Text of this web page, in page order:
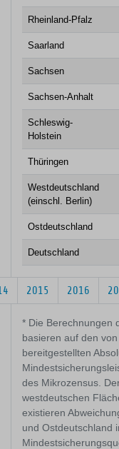
Rheinland-Pfalz
Saarland
Sachsen
Sachsen-Anhalt
Schleswig-
Holstein
Thüringen
Westdeutschland
(einschl. Berlin)
Ostdeutschland
Deutschland
2015 2016
* Die Berechnungen
basieren auf den
bereitgestellten
des Mikrozensus.
westdeutschen
existieren
und Ostdeutschland